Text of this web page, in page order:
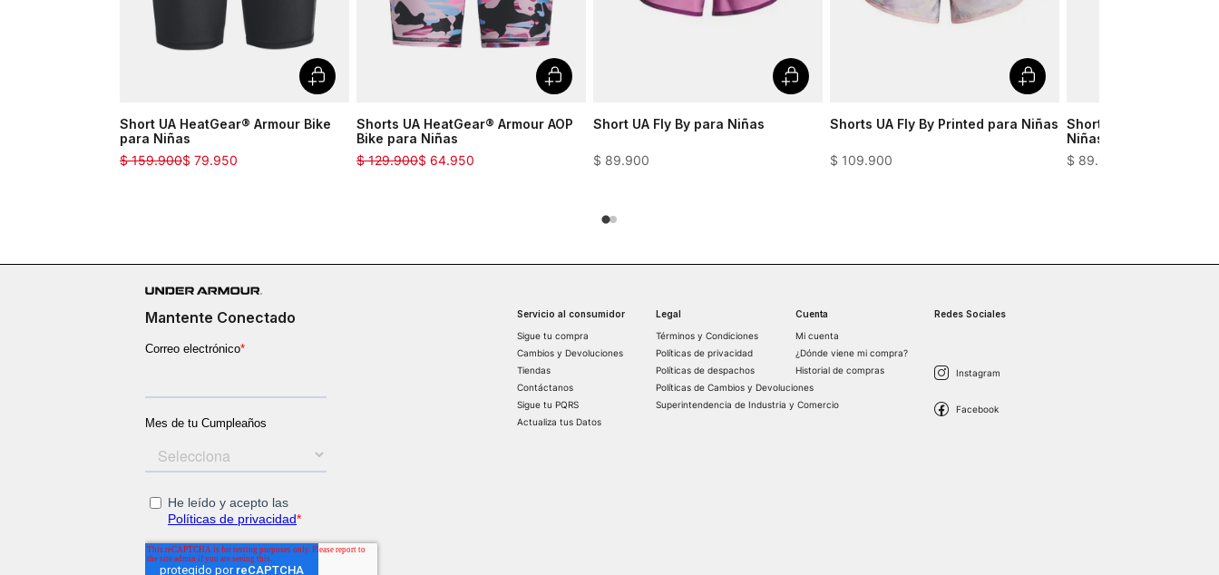
Short UA HeatGear® Armour Bike
para Niñas
$ 79.950
$ 159.900
Shorts UA HeatGear® Armour AOP
Bike para Niñas
$ 64.950
$ 129.900
Short UA Fly By para Niñas
$ 89.900
Shorts UA Fly By Printed para Niñas
$ 109.900
Short UA Play Up Tri
Niñas
$ 89.
Mantente Conectado
Servicio al consumidor
Sigue tu compra
Cambios y Devoluciones
Tiendas
Contáctanos
Sigue tu PQRS
Actualiza tus Datos
Legal
Términos y Condiciones
Políticas de privacidad
Políticas de despachos
Políticas de Cambios y Devoluciones
Superintendencia de Industria y Comercio
Cuenta
Mi cuenta
¿Dónde viene mi compra?
Historial de compras
Redes Sociales